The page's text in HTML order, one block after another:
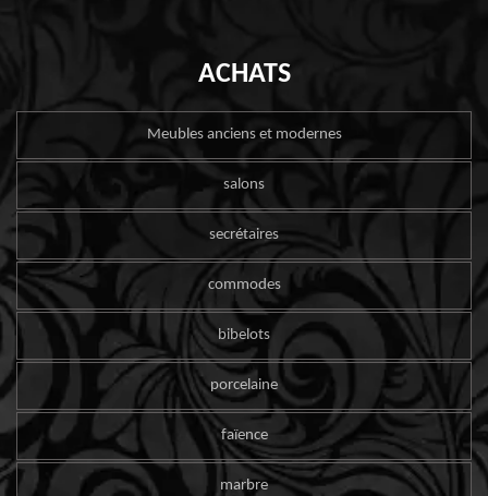
ACHATS
Meubles anciens et modernes
salons
secrétaires
commodes
bibelots
porcelaine
faïence
marbre